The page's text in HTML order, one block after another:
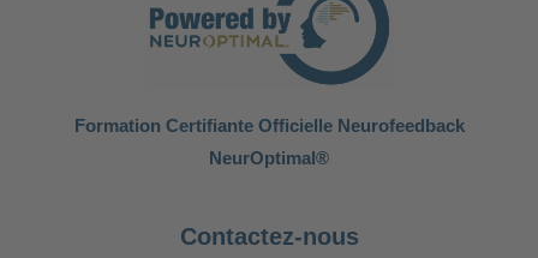
Formation Certifiante Officielle Neurofeedback
NeurOptimal®
Contactez-nous